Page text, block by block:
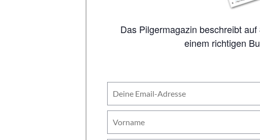
Das Pilgermagazin beschreibt auf 80 Seiten alle wichtigen Jakobswege, inklusive Karten. So viel Inhalt wie in
einem richtigen